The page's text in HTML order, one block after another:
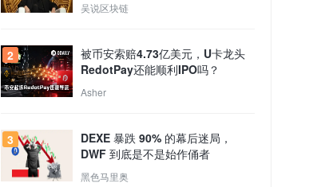
吴说区块链
2
被币安索赔4.73亿美元，U卡龙头
RedotPay还能顺利IPO吗？
Asher
3
DEXE 暴跌 90% 的幕后迷局，
DWF 到底是不是始作俑者
黑色马里奥